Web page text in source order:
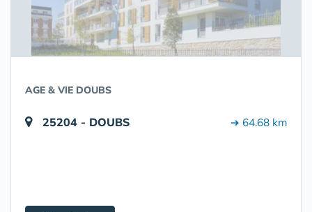
AGE & VIE DOUBS
25204 - DOUBS ➔ 64.68 km